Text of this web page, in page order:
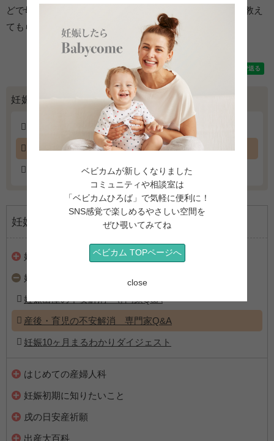
どで母乳の相談に乗ってくれる助産院や病院の母乳外来を教え
てもらってください。
妊娠の不安解消の記事一覧
妊娠出産の不安解消 専門家Q&A
産後・育児の不安解消 専門家Q&A
妊娠10ヶ月まるわかりダイジェスト
妊娠
妊娠大百科
妊娠の不安解消
妊娠出産の不安解消 専門家Q&A
産後・育児の不安解消 専門家Q&A
妊娠10ヶ月まるわかりダイジェスト
はじめての産婦人科
妊娠初期に知りたいこと
戌の日安産祈願
出産大百科
ベビカムが新しくなりました
コミュニティや相談室は
「ベビカムひろば」で気軽に便利に！
SNS感覚で楽しめるやさしい空間を
ぜひ覗いてみてね
ベビカム TOPページへ
close